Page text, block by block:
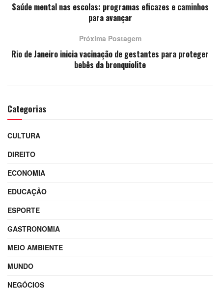
Saúde mental nas escolas: programas eficazes e caminhos
para avançar
Próxima Postagem
Rio de Janeiro inicia vacinação de gestantes para proteger
bebês da bronquiolite
Categorias
CULTURA
DIREITO
ECONOMIA
EDUCAÇÃO
ESPORTE
GASTRONOMIA
MEIO AMBIENTE
MUNDO
NEGÓCIOS